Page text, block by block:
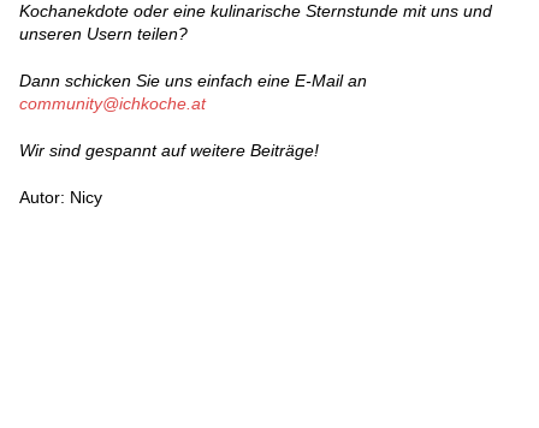
Kochanekdote oder eine kulinarische Sternstunde mit uns und
unseren Usern teilen?
Dann schicken Sie uns einfach eine E-Mail an
community@ichkoche.at
Wir sind gespannt auf weitere Beiträge!
Autor: Nicy